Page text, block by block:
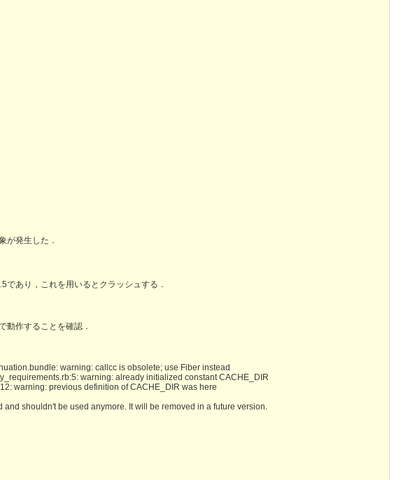
が発生した．
あり，これを用いるとクラッシュする．
動作することを確認．
warning: callcc is obsolete; use Fiber instead
warning: already initialized constant CACHE_DIR
warning: previous definition of CACHE_DIR was here
shouldn't be used anymore. It will be removed in a future version.